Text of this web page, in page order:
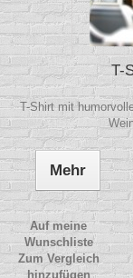
T-
T-Shirt mit
Mehr
Auf meine
Wunschliste
Zum Vergleich
hinzufügen